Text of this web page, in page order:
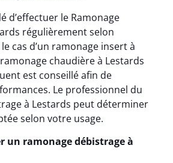
d’effectuer le Ramonage
régulièrement selon
cas d’un ramonage insert à
chaudière à Lestards
est conseillé afin de
Le professionnel du
à Lestards peut déterminer
selon votre usage.
un ramonage débistrage à